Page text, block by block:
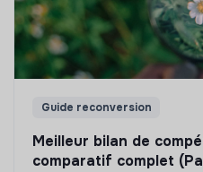
Guide reconversion
Meilleur bilan de
comparatif complet